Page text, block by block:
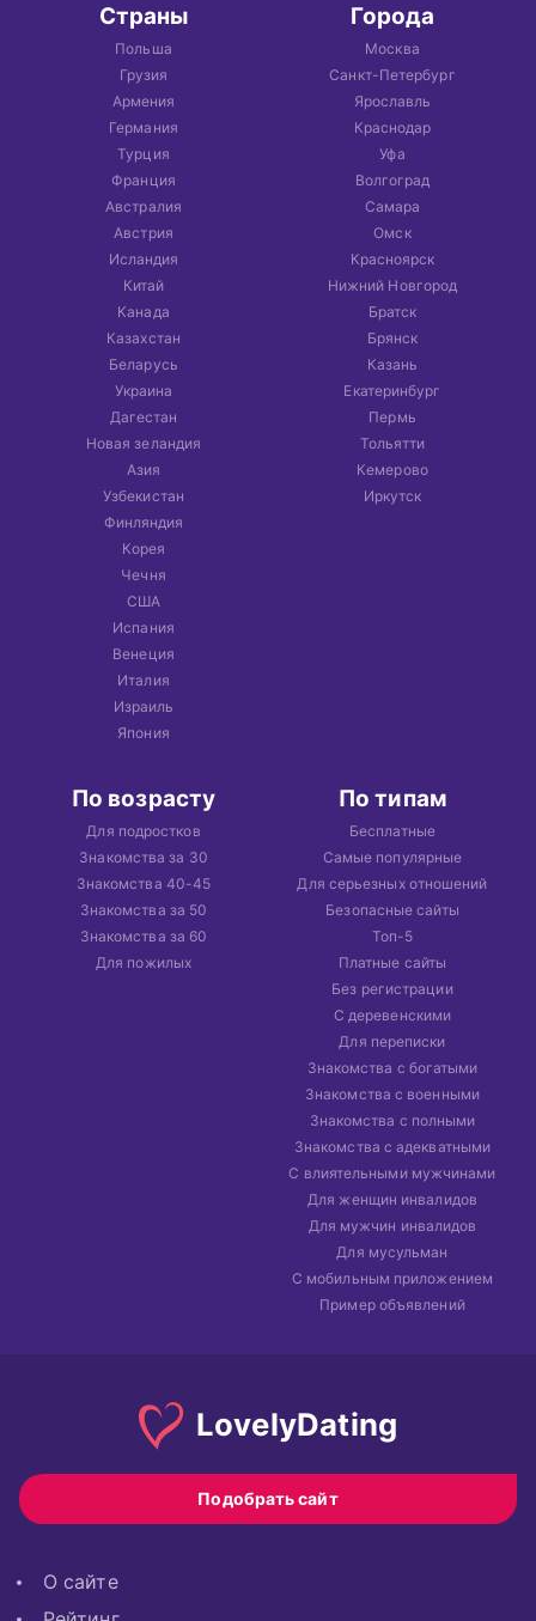
Страны
Польша
Грузия
Армения
Германия
Турция
Франция
Австралия
Австрия
Исландия
Китай
Канада
Казахстан
Беларусь
Украина
Дагестан
Новая зеландия
Азия
Узбекистан
Финляндия
Корея
Чечня
США
Испания
Венеция
Италия
Израиль
Япония
Города
Москва
Санкт-Петербург
Ярославль
Краснодар
Уфа
Волгоград
Самара
Омск
Красноярск
Нижний Новгород
Братск
Брянск
Казань
Екатеринбург
Пермь
Тольятти
Кемерово
Иркутск
По возрасту
Для подростков
Знакомства за 30
Знакомства 40-45
Знакомства за 50
Знакомства за 60
Для пожилых
По типам
Бесплатные
Самые популярные
Для серьезных отношений
Безопасные сайты
Топ-5
Платные сайты
Без регистрации
С деревенскими
Для переписки
Знакомства с богатыми
Знакомства с военными
Знакомства с полными
Знакомства с адекватными
С влиятельными мужчинами
Для женщин инвалидов
Для мужчин инвалидов
Для мусульман
С мобильным приложением
Пример объявлений
LovelyDating
Подобрать сайт
О сайте